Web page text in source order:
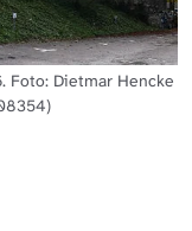
Foto: Dietmar Hencke